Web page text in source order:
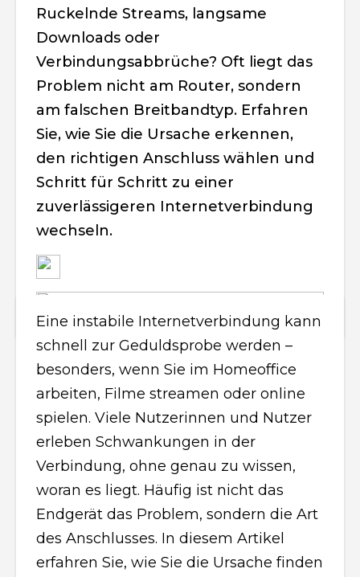
Ruckelnde Streams, langsame
Downloads oder
Verbindungsabbrüche? Oft liegt das
Problem nicht am Router, sondern
am falschen Breitbandtyp. Erfahren
Sie, wie Sie die Ursache erkennen,
den richtigen Anschluss wählen und
Schritt für Schritt zu einer
zuverlässigeren Internetverbindung
wechseln.
Eine instabile Internetverbindung kann
schnell zur Geduldsprobe werden –
besonders, wenn Sie im Homeoffice
arbeiten, Filme streamen oder online
spielen. Viele Nutzerinnen und Nutzer
erleben Schwankungen in der
Verbindung, ohne genau zu wissen,
woran es liegt. Häufig ist nicht das
Endgerät das Problem, sondern die Art
des Anschlusses. In diesem Artikel
erfahren Sie, wie Sie die Ursache finden